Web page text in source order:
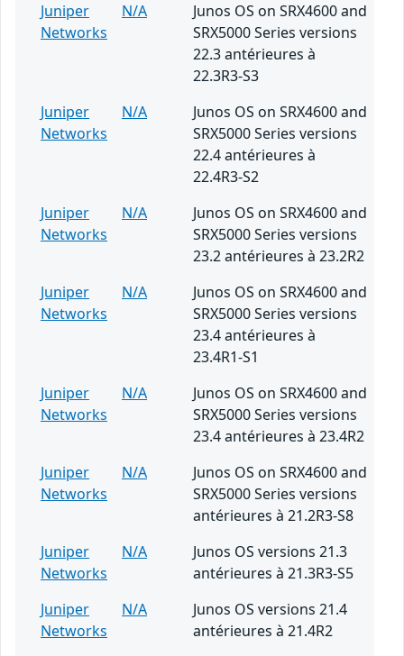
Juniper
Networks
N/A
Junos OS on SRX4600 and
SRX5000 Series versions
22.3 antérieures à
22.3R3-S3
Juniper
Networks
N/A
Junos OS on SRX4600 and
SRX5000 Series versions
22.4 antérieures à
22.4R3-S2
Juniper
Networks
N/A
Junos OS on SRX4600 and
SRX5000 Series versions
23.2 antérieures à 23.2R2
Juniper
Networks
N/A
Junos OS on SRX4600 and
SRX5000 Series versions
23.4 antérieures à
23.4R1-S1
Juniper
Networks
N/A
Junos OS on SRX4600 and
SRX5000 Series versions
23.4 antérieures à 23.4R2
Juniper
Networks
N/A
Junos OS on SRX4600 and
SRX5000 Series versions
antérieures à 21.2R3-S8
Juniper
Networks
N/A
Junos OS versions 21.3
antérieures à 21.3R3-S5
Juniper
Networks
N/A
Junos OS versions 21.4
antérieures à 21.4R2